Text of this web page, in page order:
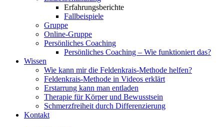
Erfahrungsberichte
Fallbeispiele
Gruppe
Online-Gruppe
Persönliches Coaching
Persönliches Coaching – Wie funktioniert das?
Wissen
Wie kann mir die Feldenkrais-Methode helfen?
Feldenkrais-Methode in Videos erklärt
Erstarrung kann man entladen
Therapie für Körper und Bewusstsein
Schmerzfreiheit durch Differenzierung
Kontakt